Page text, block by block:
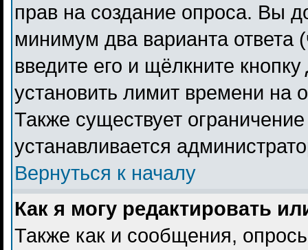
прав на создание опроса. Вы
минимум два варианта ответа
введите его и щёлкните кнопку
установить лимит времени на
Также существует
устанавливается
Вернуться к началу
Как я могу редактировать
Также как и сообщения,